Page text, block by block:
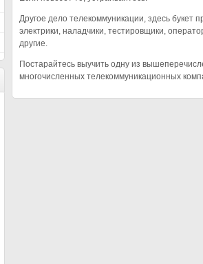
Другое дело телекоммуникации, здесь
электрики, наладчики, тестировщики,
другие.
Постарайтесь выучить одну из
многочисленных телекоммуникационных